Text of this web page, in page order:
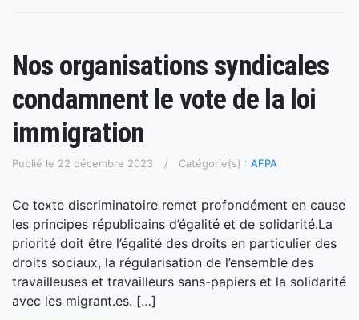
Nos organisations syndicales
condamnent le vote de la loi
immigration
Publié le 22 décembre 2023 Catégorie(s) : AFPA
Ce texte discriminatoire remet profondément en cause
les principes républicains d’égalité et de solidarité.La
priorité doit être l’égalité des droits en particulier des
droits sociaux, la régularisation de l’ensemble des
travailleuses et travailleurs sans-papiers et la solidarité
avec les migrant.es. […]